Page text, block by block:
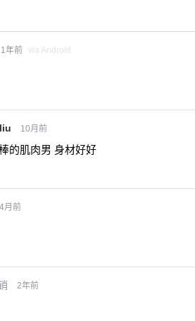
1年前 via Android
liu 10月前
的肌肉男 身材好好
4月前
2年前